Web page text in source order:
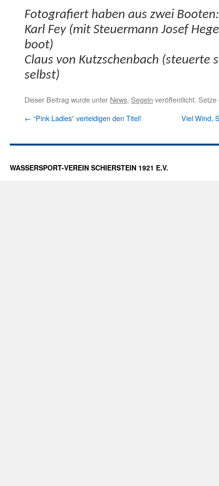
Fotografiert haben aus zwei Booten:
Karl Fey (mit Steuer­mann Josef
boot)
Claus von Kutzschen­bach (steuerte
selbst)
Dieser Beitrag wurde unter News, Segeln veröffentlicht.
← “Pink Ladies” verteidigen den Titel! Viel Wind,
WASSERSPORT-VEREIN SCHIERSTEIN 1921 E.V.